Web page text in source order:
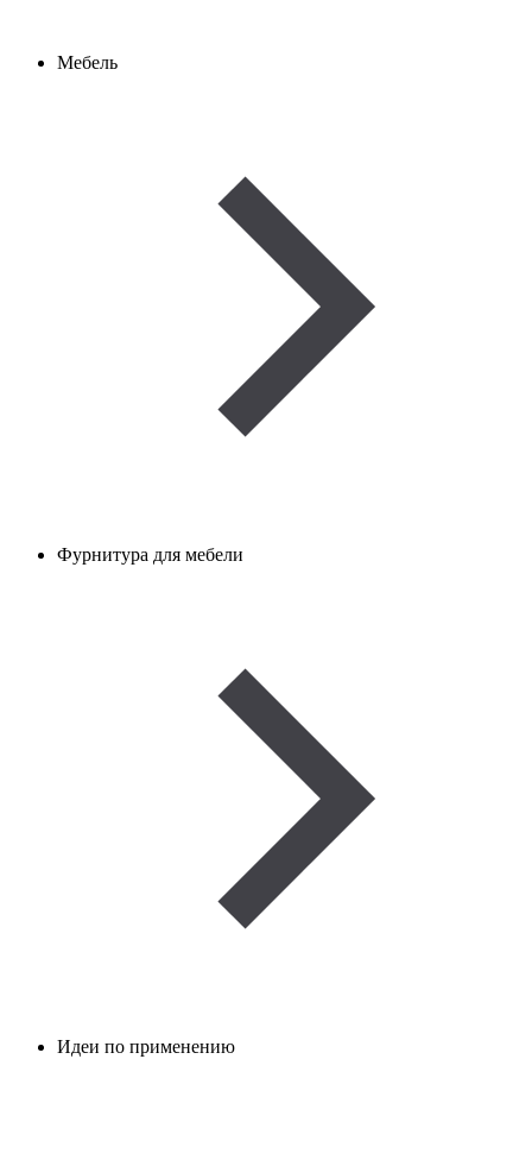
Мебель
Фурнитура для мебели
Идеи по применению